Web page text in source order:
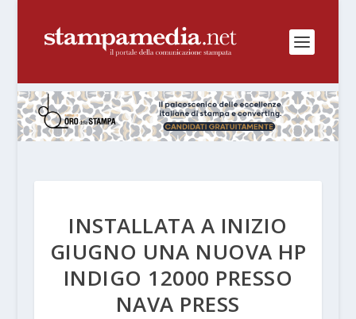
INSTALLATA A INIZIO
GIUGNO UNA NUOVA HP
INDIGO 12000 PRESSO
NAVA PRESS